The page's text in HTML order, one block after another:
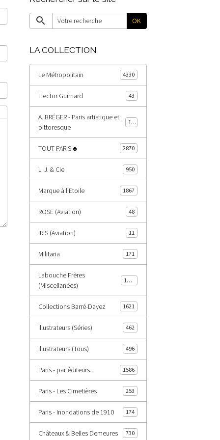
OK
LA COLLECTION
Le Métropolitain 4330
Hector Guimard 43
A. BRÉGER - Paris artistique et
pittoresque
185
TOUT PARIS ♣ 2870
L. J. & Cie 950
Marque à l'Etoile 1867
ROSE (Aviation) 48
IRIS (Aviation) 11
Militaria 171
Labouche Frères
(Miscellanées)
1402
Collections Barré-Dayez 1621
Illustrateurs (Séries) 462
Illustrateurs (Tous) 496
Paris - par éditeurs.. 1586
Paris - Les Cimetières 253
Paris - Inondations de 1910 174
Châteaux & Belles Demeures 730